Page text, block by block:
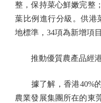
整，保持菜心鮮嫩完整
葉比例進行分級。供港
地標準，34項為新增項目
推動優質農產品經港
據了解，香港40%的
農業發展集團所在的東